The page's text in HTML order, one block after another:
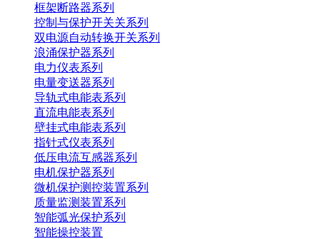
框架断路器系列
控制与保护开关关系列
双电源自动转换开关系列
浪涌保护器系列
电力仪表系列
电量变送器系列
导轨式电能表系列
直流电能表系列
壁挂式电能表系列
指针式仪表系列
低压电流互感器系列
电机保护器系列
微机保护测控装置系列
质量监测装置系列
智能弧光保护系列
智能操控装置